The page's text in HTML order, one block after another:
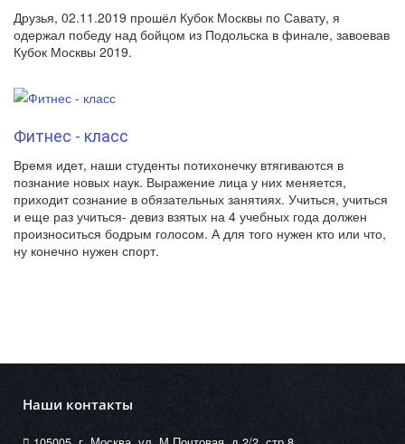
Друзья, 02.11.2019 прошёл Кубок Москвы по Савату, я
одержал победу над бойцом из Подольска в финале, завоевав
Кубок Москвы 2019.
Фитнес - класс
Время идет, наши студенты потихонечку втягиваются в
познание новых наук. Выражение лица у них меняется,
приходит сознание в обязательных занятиях. Учиться, учиться
и еще раз учиться- девиз взятых на 4 учебных года должен
произноситься бодрым голосом. А для того нужен кто или что,
ну конечно нужен спорт.
Наши контакты